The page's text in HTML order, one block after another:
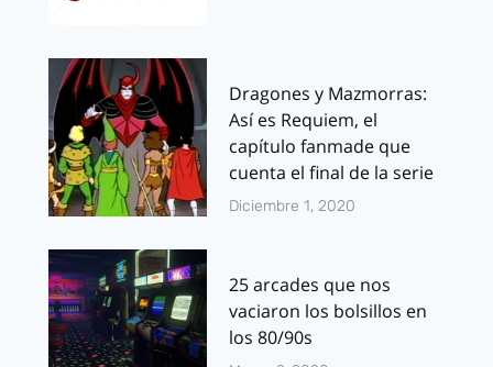
Dragones y Mazmorras:
Así es Requiem, el
capítulo fanmade que
cuenta el final de la serie
Diciembre 1, 2020
25 arcades que nos
vaciaron los bolsillos en
los 80/90s